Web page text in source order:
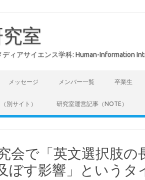
室
ィアサイエンス学科: Human-Information
メッセージ メンバー一覧 卒業生
別サイト） 研究室運営記事（NOTE）
会で「英文選択肢の
ぼす影響」というタ